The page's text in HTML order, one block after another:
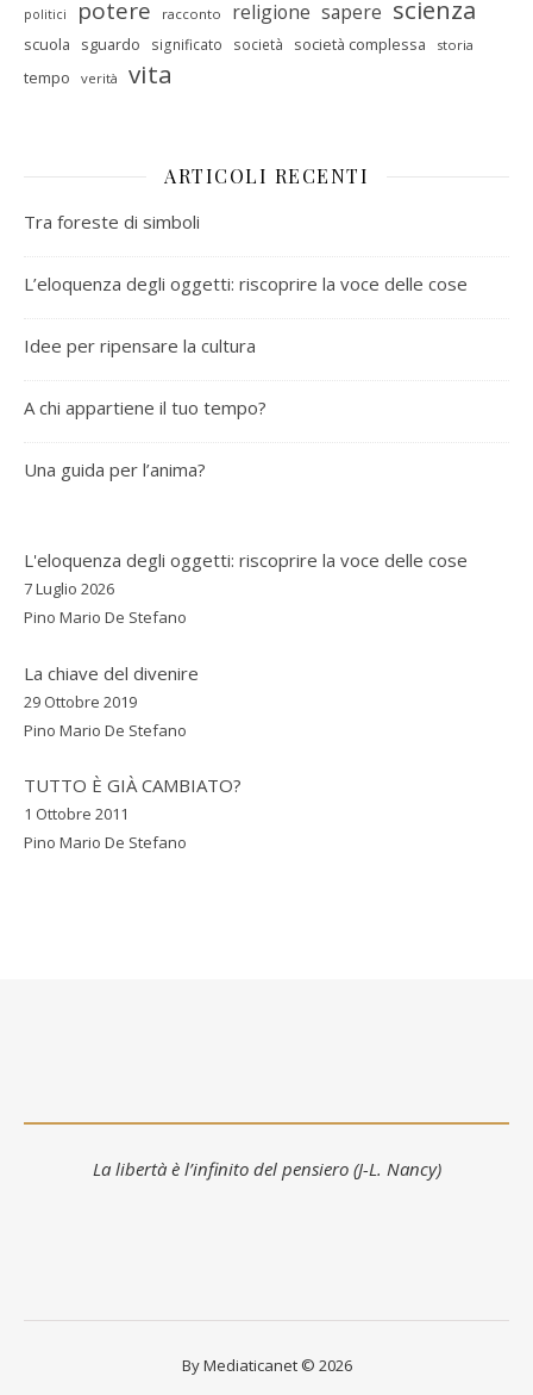
politici potere racconto religione sapere scienza
scuola sguardo significato società società complessa storia
tempo verità vita
ARTICOLI RECENTI
Tra foreste di simboli
L’eloquenza degli oggetti: riscoprire la voce delle cose
Idee per ripensare la cultura
A chi appartiene il tuo tempo?
Una guida per l’anima?
L'eloquenza degli oggetti: riscoprire la voce delle cose
7 Luglio 2026
Pino Mario De Stefano
La chiave del divenire
29 Ottobre 2019
Pino Mario De Stefano
TUTTO È GIÀ CAMBIATO?
1 Ottobre 2011
Pino Mario De Stefano
La libertà è l’infinito del pensiero (J-L. Nancy)
By Mediaticanet © 2026